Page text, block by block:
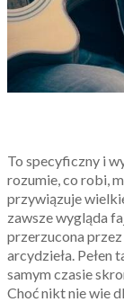
To specyficzny i
rozumie, co robi,
przywiązuje
zawsze wygląda
przerzucona
arcydzieła.
samym czasie
Choć nikt nie wie